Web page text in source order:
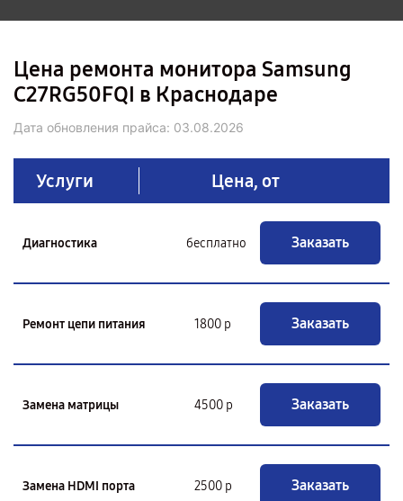
Цена ремонта монитора Samsung
C27RG50FQI в Краснодаре
Дата обновления прайса: 03.08.2026
Услуги Цена, от
Диагностика бесплатно Заказать
Ремонт цепи питания 1800 р Заказать
Замена матрицы 4500 р Заказать
Замена HDMI порта 2500 р Заказать